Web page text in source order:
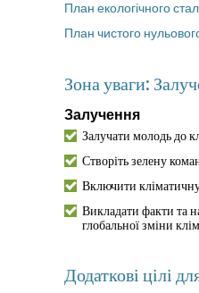
План екологічного
План чистого
Зона уваги:
Залучення
Залучати молодь до
Створіть зелену
Включити кліматичну
Викладати факти та
глобальної зміни
Додаткові цілі